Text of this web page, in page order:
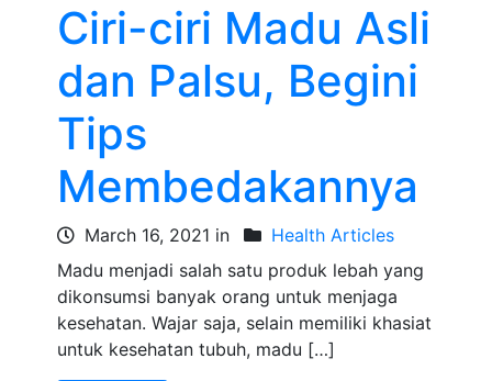
Ciri-ciri Madu Asli
dan Palsu, Begini
Tips
Membedakannya
March 16, 2021 in
Health Articles
Madu menjadi salah satu produk lebah yang
dikonsumsi banyak orang untuk menjaga
kesehatan. Wajar saja, selain memiliki khasiat
untuk kesehatan tubuh, madu […]